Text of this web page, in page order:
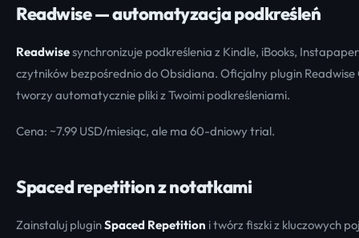
Readwise — automatyzacja podkreśleń
Readwisesynchronizuje podkreślenia z Kindle, iBooks,
czytników bezpośrednio do Obsidiana. Oficjalny plugin Readwise
tworzy automatycznie pliki z Twoimi podkreśleniami.
Cena: ~7.99 USD/miesiąc, ale ma 60-dniowy trial.
Spaced repetition z notatkami
Zainstaluj pluginSpaced Repetition i twórz fiszki z kluczowych